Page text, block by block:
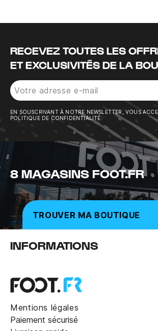
RECEVEZ TOUTES LES
ET EXCLUSIVITÉS DE LA
EN SOUSCRIVANT À NOTRE NEWSLETTER, VOUS
POLITIQUE DE CONFIDENTIALITÉ.
8 MAGASINS FOOT.FR
TROUVER MA BOUTIQUE
INFORMATIONS
Mentions légales
Paiement sécurisé